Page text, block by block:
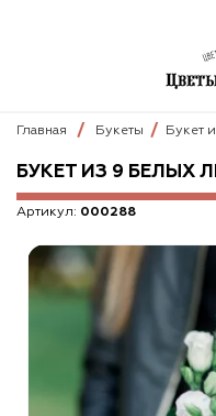
Главная Букеты Букет
БУКЕТ ИЗ 9 БЕЛЫХ
Артикул: 000288